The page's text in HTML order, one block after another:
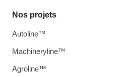
Nos projets
Autoline™
Machineryline™
Agroline™